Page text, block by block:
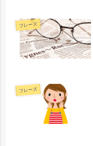
フレーズ
フレーズ